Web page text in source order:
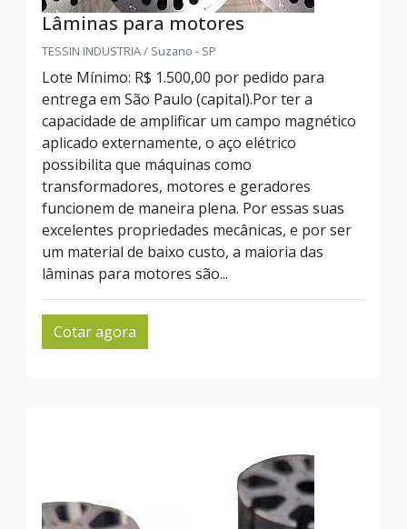
Lâminas para motores
TESSIN INDUSTRIA / Suzano - SP
Lote Mínimo: R$ 1.500,00 por pedido para
entrega em São Paulo (capital).Por ter a
capacidade de amplificar um campo magnético
aplicado externamente, o aço elétrico
possibilita que máquinas como
transformadores, motores e geradores
funcionem de maneira plena. Por essas suas
excelentes propriedades mecânicas, e por ser
um material de baixo custo, a maioria das
lâminas para motores são...
Cotar agora